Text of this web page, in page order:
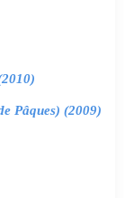
Pâques) (2009)